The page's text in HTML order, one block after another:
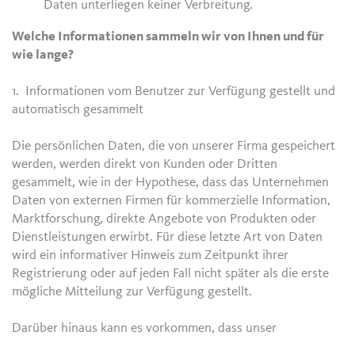
Daten unterliegen keiner Verbreitung.
Welche Informationen sammeln wir von Ihnen und für
wie lange?
1. Informationen vom Benutzer zur Verfügung gestellt und
automatisch gesammelt
Die persönlichen Daten, die von unserer Firma gespeichert
werden, werden direkt von Kunden oder Dritten
gesammelt, wie in der Hypothese, dass das Unternehmen
Daten von externen Firmen für kommerzielle Information,
Marktforschung, direkte Angebote von Produkten oder
Dienstleistungen erwirbt. Für diese letzte Art von Daten
wird ein informativer Hinweis zum Zeitpunkt ihrer
Registrierung oder auf jeden Fall nicht später als die erste
mögliche Mitteilung zur Verfügung gestellt.
Darüber hinaus kann es vorkommen, dass unser